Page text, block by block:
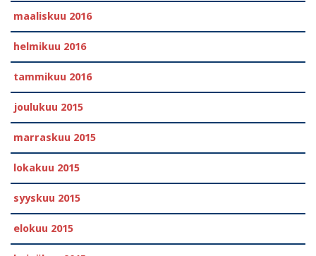
maaliskuu 2016
helmikuu 2016
tammikuu 2016
joulukuu 2015
marraskuu 2015
lokakuu 2015
syyskuu 2015
elokuu 2015